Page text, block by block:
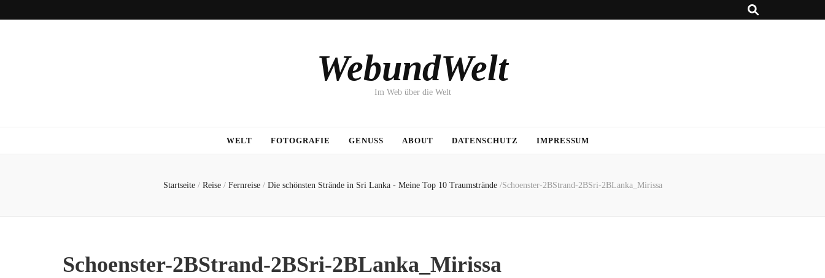
WebundWelt
Im Web über die Welt
WELT FOTOGRAFIE GENUSS ABOUT DATENSCHUTZ IMPRESSUM
Startseite / Reise / Fernreise / Die schönsten Strände in Sri Lanka - Meine Top 10 Traumstrände /Schoenster-2BStrand-2BSri-2BLanka_Mirissa
Schoenster-2BStrand-2BSri-2BLanka_Mirissa